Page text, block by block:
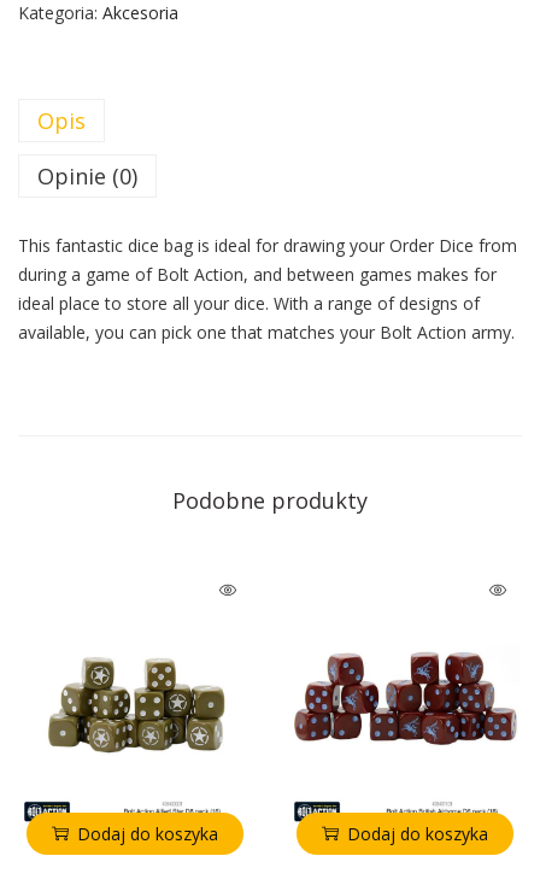
Kategoria: Akcesoria
Opis
Opinie (0)
This fantastic dice bag is ideal for drawing your Order Dice from
during a game of Bolt Action, and between games makes for
ideal place to store all your dice. With a range of designs of
available, you can pick one that matches your Bolt Action army.
Podobne produkty
Dodaj do koszyka Dodaj do koszyka